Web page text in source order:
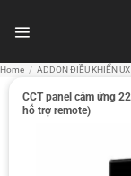
Home / ADDON ĐIỀU KHIỂN UX
CCT panel cảm ứng
hỗ trợ remote)